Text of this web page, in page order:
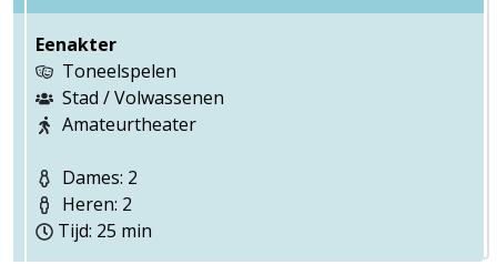
Eenakter
Toneelspelen
Stad / Volwassenen
Amateurtheater
Dames: 2
Heren: 2
Tijd: 25 min